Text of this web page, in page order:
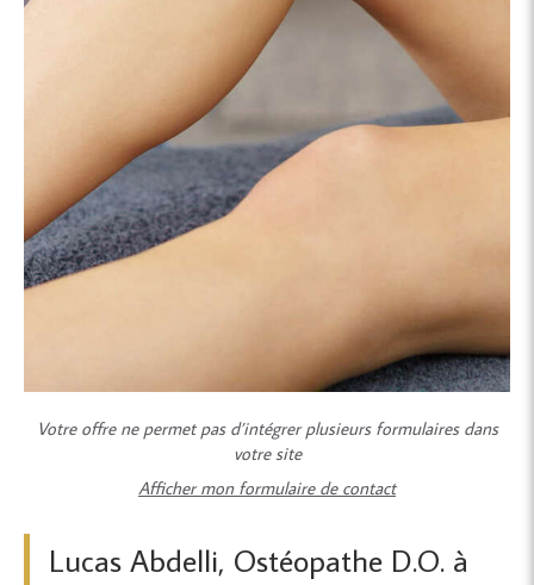
Votre offre ne permet pas d’intégrer plusieurs formulaires dans
votre site
Afficher mon formulaire de contact
Lucas Abdelli, Ostéopathe D.O. à